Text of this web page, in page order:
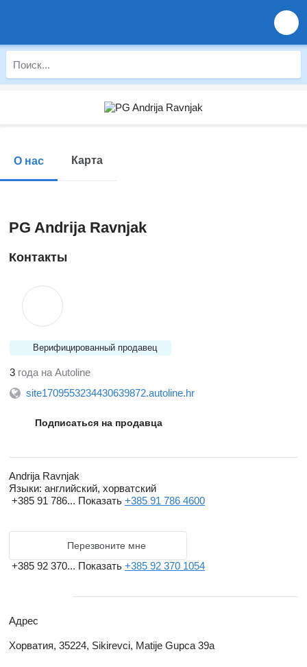
О нас Карта
PG Andrija Ravnjak
Контакты
Верифицированный продавец
3 года на Autoline
site1709553234430639872.autoline.hr
Подписаться на продавца
Andrija Ravnjak
Языки: английский, хорватский
+385 91 786... Показать +385 91 786 4600
Перезвоните мне
+385 92 370... Показать +385 92 370 1054
Адрес
Хорватия, 35224, Sikirevci, Matije Gupca 39a